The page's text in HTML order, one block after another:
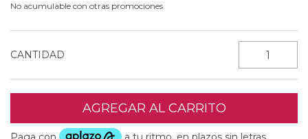
No acumulable con otras promociones
CANTIDAD